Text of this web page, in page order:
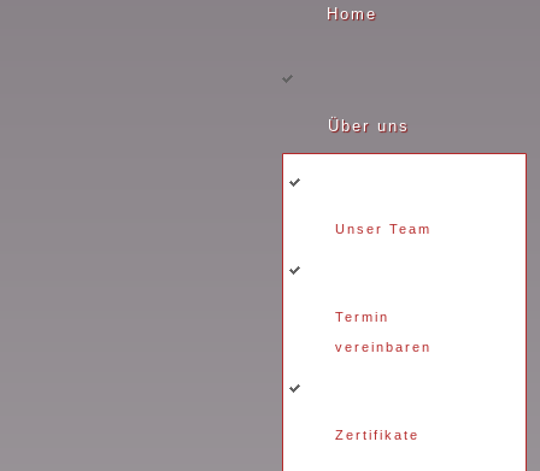
Home
Über uns
Unser Team
Termin
vereinbaren
Zertifikate